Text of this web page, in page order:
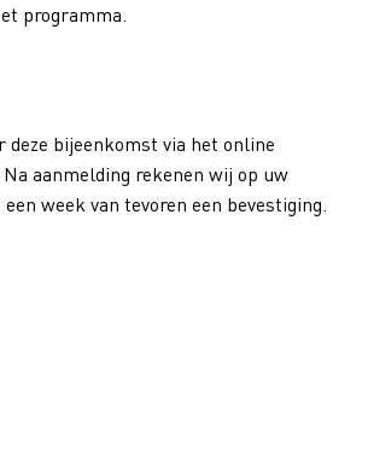
programma.
deze bijeenkomst via het online
aanmelding rekenen wij op uw
week van tevoren een bevestiging.